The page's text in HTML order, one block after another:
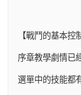
【戰鬥的基本控
序章教學劇情已
選單中的技能都